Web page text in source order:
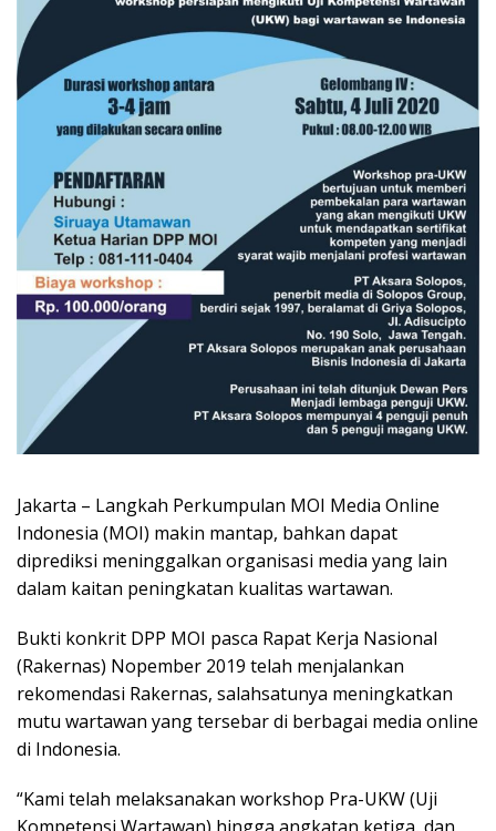
Jakarta – Langkah Perkumpulan MOI Media Online
Indonesia (MOI) makin mantap, bahkan dapat
diprediksi meninggalkan organisasi media yang lain
dalam kaitan peningkatan kualitas wartawan.
Bukti konkrit DPP MOI pasca Rapat Kerja Nasional
(Rakernas) Nopember 2019 telah menjalankan
rekomendasi Rakernas, salahsatunya meningkatkan
mutu wartawan yang tersebar di berbagai media online
di Indonesia.
“Kami telah melaksanakan workshop Pra-UKW (Uji